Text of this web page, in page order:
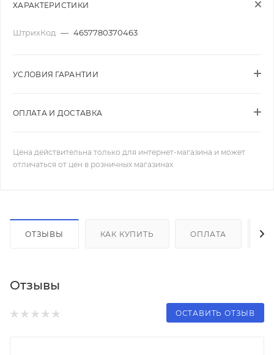
ХАРАКТЕРИСТИКИ
ШтрихКод — 4657780370463
УСЛОВИЯ ГАРАНТИИ
ОПЛАТА И ДОСТАВКА
Цена действительна только для интернет-магазина и может
отличаться от цен в розничных магазинах
ОТЗЫВЫ КАК КУПИТЬ ОПЛАТА
Отзывы
ОСТАВИТЬ ОТЗЫВ